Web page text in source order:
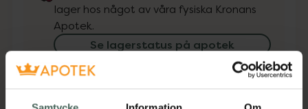
lager hos något av våra fysiska Kronans
Apotek.
Se lagerstatus på apotek
Få mejl när varan finns i lager online